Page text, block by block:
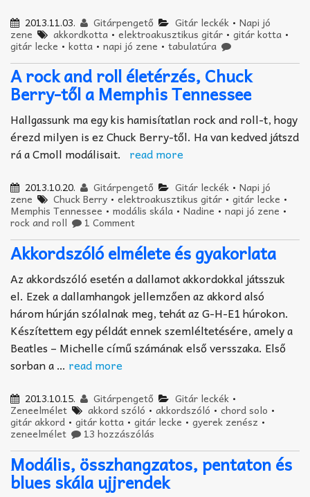
2013.11.03. Gitárpengető Gitár leckék• Napi jó
zene akkordkotta •elektroakusztikus gitár •gitár kotta •
gitár lecke • kotta • napi jó zene • tabulatúra
A rock and roll életérzés, Chuck
Berry-től a Memphis Tennessee
Hallgassunk ma egy kis hamisítatlan rock and roll-t, hogy
érezd milyen is ez Chuck Berry-től. Ha van kedved játszd
rá a Cmoll modálisait. read more
2013.10.20. Gitárpengető Gitár leckék• Napi jó
zene Chuck Berry •elektroakusztikus gitár •gitár lecke •
Memphis Tennessee • modális skála • Nadine • napi jó zene •
rock and roll 1 Comment
Akkordszóló elmélete és gyakorlata
Az akkordszóló esetén a dallamot akkordokkal játsszuk
el. Ezek a dallamhangok jellemzően az akkord alsó
három húrján szólalnak meg, tehát az G-H-E1 húrokon.
Készítettem egy példát ennek szemléltetésére, amely a
Beatles – Michelle című számának első versszaka. Első
sorban a … read more
2013.10.15. Gitárpengető Gitár leckék•
Zeneelmélet akkord szóló •akkordszóló •chord solo •
gitár akkord • gitár kotta • gitár lecke • gyerek zenész •
zeneelmélet 13 hozzászólás
Modális, összhangzatos, pentaton és
blues skála ujjrendek